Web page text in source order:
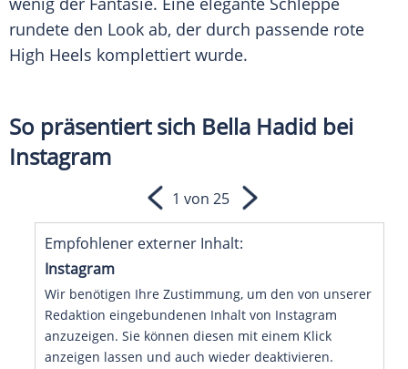
rundete den Look ab, der durch passende rote
High Heels komplettiert wurde.
So präsentiert sich Bella Hadid bei
Instagram
Empfohlener externer Inhalt:
Instagram
Wir benötigen Ihre Zustimmung, um den von unserer
Redaktion eingebundenen Inhalt von Instagram
anzuzeigen. Sie können diesen mit einem Klick
anzeigen lassen und auch wieder deaktivieren.
1 von 25